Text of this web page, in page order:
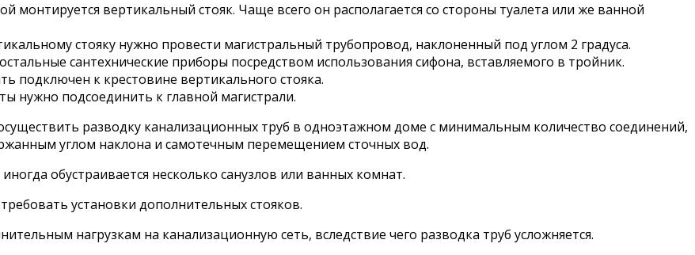
монтируется вертикальный стояк. Чаще всего он располагается со стороны туалета или же ванной
стояку нужно провести магистральный трубопровод, наклоненный под углом 2 градуса.
сантехнические приборы посредством использования сифона, вставляемого в тройник.
подключен к крестовине вертикального стояка.
нужно подсоединить к главной магистрали.
разводку канализационных труб в одноэтажном доме с минимальным количество соединений,
углом наклона и самотечным перемещением сточных вод.
обустраивается несколько санузлов или ванных комнат.
установки дополнительных стояков.
нагрузкам на канализационную сеть, вследствие чего разводка труб усложняется.